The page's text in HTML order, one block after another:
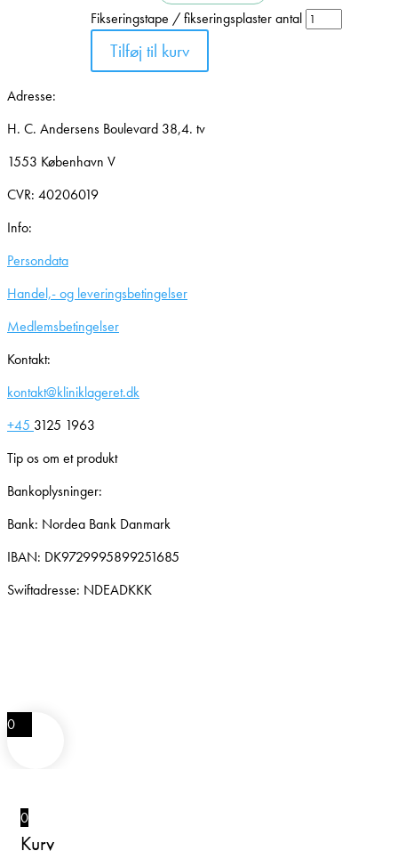
Fikseringstape / fikseringsplaster antal
Tilføj til kurv
Adresse:
H. C. Andersens Boulevard 38,4. tv
1553 København V
CVR: 40206019
Info:
Persondata
Handel,- og leveringsbetingelser
Medlemsbetingelser
Kontakt:
kontakt@kliniklageret.dk
+45 3125 1963
Tip os om et produkt
Bankoplysninger:
Bank: Nordea Bank Danmark
IBAN: DK9729995899251685
Swiftadresse: NDEADKKK
0
0
Kurv